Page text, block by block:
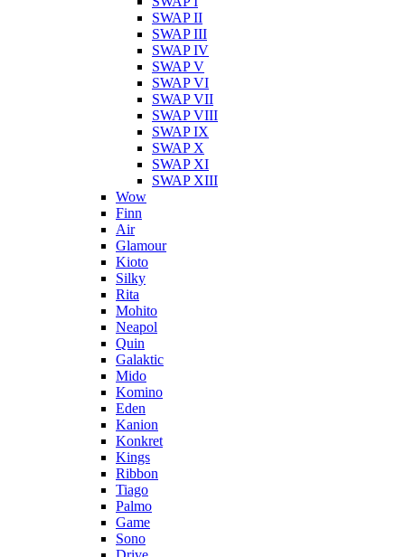
SWAP II
SWAP III
SWAP IV
SWAP V
SWAP VI
SWAP VII
SWAP VIII
SWAP IX
SWAP X
SWAP XI
SWAP XIII
Wow
Finn
Air
Glamour
Kioto
Silky
Rita
Mohito
Neapol
Quin
Galaktic
Mido
Komino
Eden
Kanion
Konkret
Kings
Ribbon
Tiago
Palmo
Game
Sono